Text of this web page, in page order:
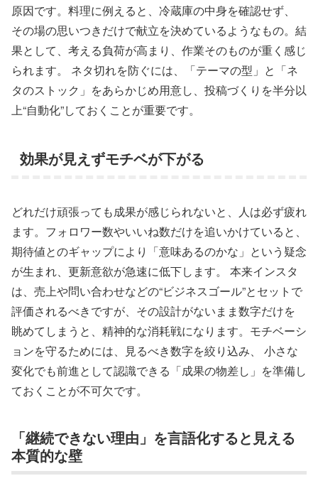
原因です。料理に例えると、冷蔵庫の中身を確認せず、
その場の思いつきだけで献立を決めているようなもの。結
果として、考える負荷が高まり、作業そのものが重く感じ
られます。 ネタ切れを防ぐには、「テーマの型」と「ネ
タのストック」をあらかじめ用意し、投稿づくりを半分以
上“自動化”しておくことが重要です。
効果が見えずモチベが下がる
どれだけ頑張っても成果が感じられないと、人は必ず疲れ
ます。フォロワー数やいいね数だけを追いかけていると、
期待値とのギャップにより「意味あるのかな」という疑念
が生まれ、更新意欲が急速に低下します。 本来インスタ
は、売上や問い合わせなどの“ビジネスゴール”とセットで
評価されるべきですが、その設計がないまま数字だけを
眺めてしまうと、精神的な消耗戦になります。モチベーシ
ョンを守るためには、見るべき数字を絞り込み、 小さな
変化でも前進として認識できる「成果の物差し」を準備し
ておくことが不可欠です。
「継続できない理由」を言語化すると見える
本質的な壁